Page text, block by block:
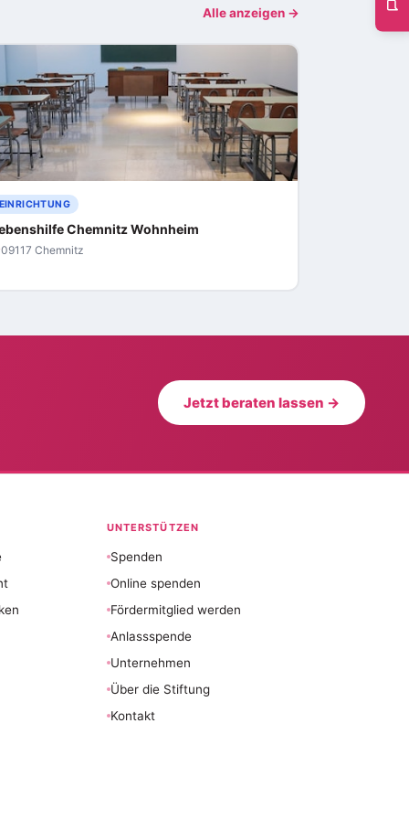
Alle anzeigen →
EINRICHTUNG
Chemnitz Wohnheim
09117 Chemnitz
Jetzt beraten lassen →
UNTERSTÜTZEN
Spenden
Online spenden
Fördermitglied werden
Anlassspende
Unternehmen
Über die Stiftung
Kontakt